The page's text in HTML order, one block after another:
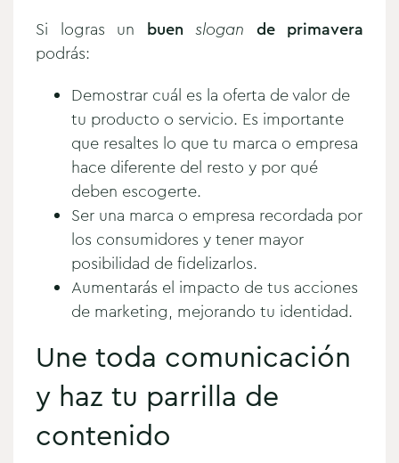
Si logras un buen slogan de primavera
podrás:
Demostrar cuál es la oferta de valor de
tu producto o servicio. Es importante
que resaltes lo que tu marca o empresa
hace diferente del resto y por qué
deben escogerte.
Ser una marca o empresa recordada por
los consumidores y tener mayor
posibilidad de fidelizarlos.
Aumentarás el impacto de tus acciones
de marketing, mejorando tu identidad.
Une toda comunicación
y haz tu parrilla de
contenido